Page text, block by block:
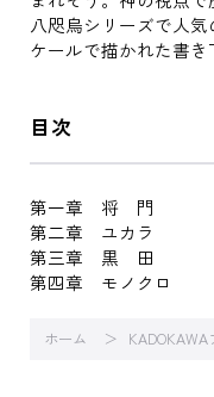
八咫烏シリーズで人
ケールで描かれた書き
目次
第一章 将 門
第二章 ユカラ
第三章 黒 田
第四章 モノクロ
ホーム